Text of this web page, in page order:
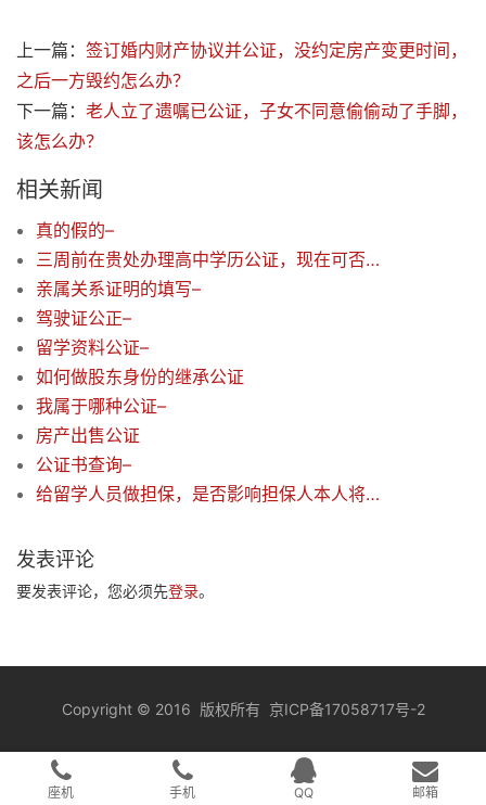
上一篇： 签订婚内财产协议并公证，没约定房产变更时间，
之后一方毁约怎么办？
下一篇： 老人立了遗嘱已公证，子女不同意偷偷动了手脚，
该怎么办？
相关新闻
真的假的–
三周前在贵处办理高中学历公证，现在可否加办副本？–
亲属关系证明的填写–
驾驶证公正–
留学资料公证–
如何做股东身份的继承公证
我属于哪种公证–
房产出售公证
公证书查询–
给留学人员做担保，是否影响担保人本人将来出国–
发表评论
要发表评论，您必须先登录。
Copyright © 2016 版权所有 京ICP备17058717号-2
座机 手机 QQ 邮箱